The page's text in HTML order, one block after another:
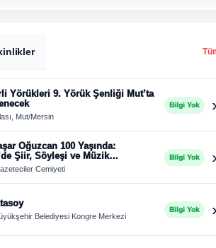
Yörükleri 9. Yörük Şenliği Mut’ta
Mut/Mersin
Bilgi Yok
Oğuzcan 100 Yaşında:
Şiir, Söyleşi ve Müzik
Cemiyeti
Bilgi Yok
Belediyesi Kongre Merkezi
Bilgi Yok